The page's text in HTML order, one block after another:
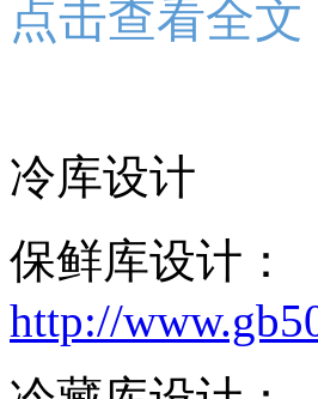
点击查看全文
冷库设计
保鲜库设计：
http://